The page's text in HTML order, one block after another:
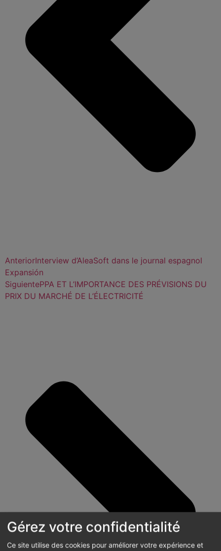
AnteriorInterview d’AleaSoft dans le journal espagnol
Expansión
SiguientePPA ET L’IMPORTANCE DES PRÉVISIONS DU
PRIX DU MARCHÉ DE L’ÉLECTRICITÉ
Gérez votre confidentialité
Ce site utilise des cookies pour améliorer votre expérience et